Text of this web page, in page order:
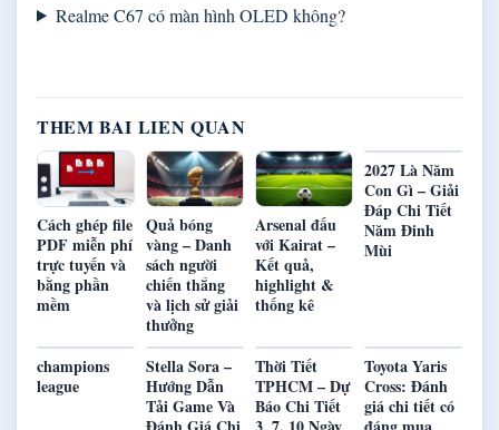
Realme C67 có màn hình OLED không?
THEM BAI LIEN QUAN
Cách ghép file
PDF miễn phí
trực tuyến và
bằng phần
mềm
Quả bóng
vàng – Danh
sách người
chiến thắng
và lịch sử giải
thưởng
Arsenal đấu
với Kairat –
Kết quả,
highlight &
thống kê
2027 Là Năm
Con Gì – Giải
Đáp Chi Tiết
Năm Đinh
Mùi
champions
league
Stella Sora –
Hướng Dẫn
Tải Game Và
Thời Tiết
TPHCM – Dự
Báo Chi Tiết
Toyota Yaris
Cross: Đánh
giá chi tiết có